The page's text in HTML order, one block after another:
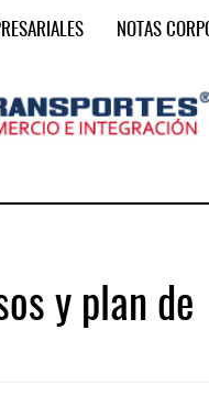
NOTAS
y plan de